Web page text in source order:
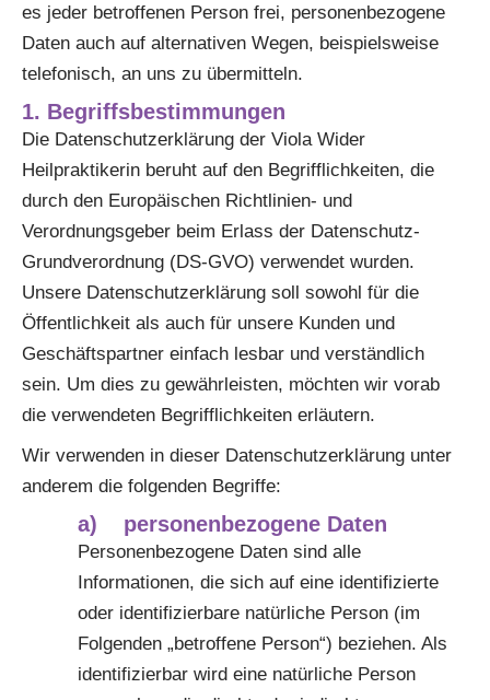
es jeder betroffenen Person frei, personenbezogene
Daten auch auf alternativen Wegen, beispielsweise
telefonisch, an uns zu übermitteln.
1. Begriffsbestimmungen
Die Datenschutzerklärung der Viola Wider
Heilpraktikerin beruht auf den Begrifflichkeiten, die
durch den Europäischen Richtlinien- und
Verordnungsgeber beim Erlass der Datenschutz-
Grundverordnung (DS-GVO) verwendet wurden.
Unsere Datenschutzerklärung soll sowohl für die
Öffentlichkeit als auch für unsere Kunden und
Geschäftspartner einfach lesbar und verständlich
sein. Um dies zu gewährleisten, möchten wir vorab
die verwendeten Begrifflichkeiten erläutern.
Wir verwenden in dieser Datenschutzerklärung unter
anderem die folgenden Begriffe:
a) personenbezogene Daten
Personenbezogene Daten sind alle
Informationen, die sich auf eine identifizierte
oder identifizierbare natürliche Person (im
Folgenden „betroffene Person“) beziehen. Als
identifizierbar wird eine natürliche Person